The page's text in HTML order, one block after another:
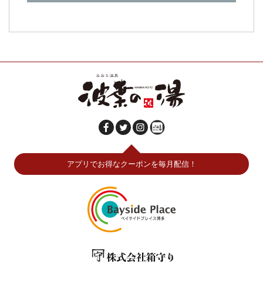
アプリでお得なクーポンを毎月配信！